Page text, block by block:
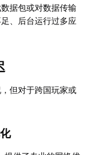
据包或对数据传输
、后台运行过多应
但对于跨国玩家或